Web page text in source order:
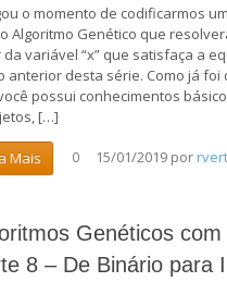
o momento de codificarmos
Algoritmo Genético que
variável “x” que satisfaça a
anterior desta série. Como já
possui conhecimentos
[…]
Mais 0 15/01/2019 por
Genéticos
8 – De Binário para